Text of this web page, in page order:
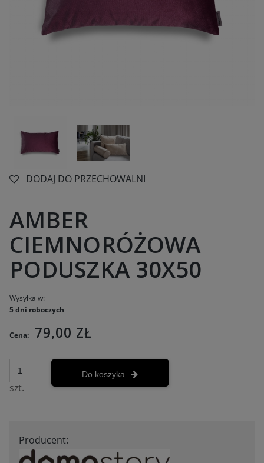
DODAJ DO PRZECHOWALNI
AMBER
CIEMNORÓŻOWA
PODUSZKA 30X50
Wysyłka w:
5 dni roboczych
Cena: 79,00 ZŁ
szt.
Do koszyka
Producent: